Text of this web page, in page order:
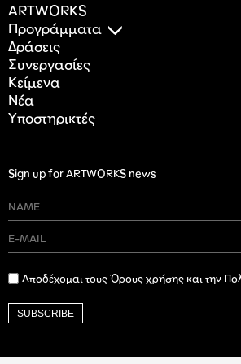
ARTWORKS
Προγράμματα
Δράσεις
Συνεργασίες
Κείμενα
Nέα
Υποστηρικτές
Sign up for ARTWORKS news
Αποδέχομαι τους Όρους χρήσης και την
SUBSCRIBE